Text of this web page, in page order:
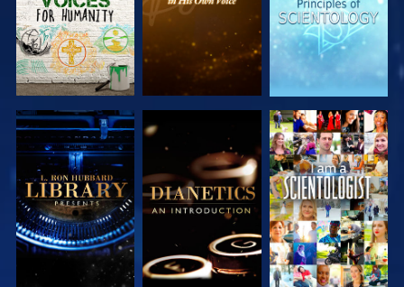
UTFORSKA
SERIEN
UTFORSKA
SERIEN
TITTA